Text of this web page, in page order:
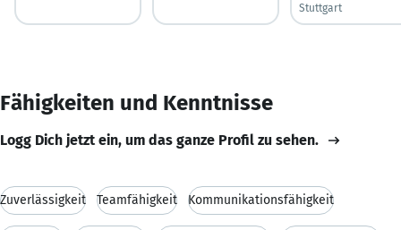
Stuttgart
Fähigkeiten und Kenntnisse
Logg Dich jetzt ein, um das ganze Profil zu sehen.
Zuverlässigkeit Teamfähigkeit Kommunikationsfähigkeit